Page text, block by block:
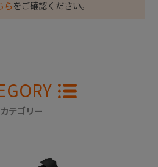
ら をご確認ください。
カテゴリー